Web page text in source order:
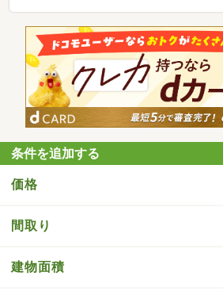
条件を追加する
価格
間取り
建物面積